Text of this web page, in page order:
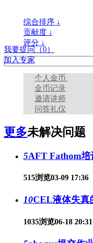
综合排序 ↓
贡献度 ↓
评分 ↓
我要提问
（0）
加入专家
个人金币
金币记录
邀请讲师
问答礼仪
更多未解决问题
5AFT Fathom培
515浏览03-09 17:36
10CEL液体失真
1035浏览06-18 20:31